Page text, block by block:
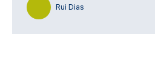
Rui Dias